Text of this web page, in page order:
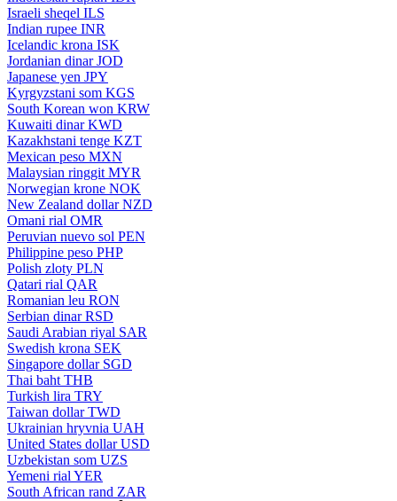
Israeli sheqel ILS
Indian rupee INR
Icelandic krona ISK
Jordanian dinar JOD
Japanese yen JPY
Kyrgyzstani som KGS
South Korean won KRW
Kuwaiti dinar KWD
Kazakhstani tenge KZT
Mexican peso MXN
Malaysian ringgit MYR
Norwegian krone NOK
New Zealand dollar NZD
Omani rial OMR
Peruvian nuevo sol PEN
Philippine peso PHP
Polish zloty PLN
Qatari rial QAR
Romanian leu RON
Serbian dinar RSD
Saudi Arabian riyal SAR
Swedish krona SEK
Singapore dollar SGD
Thai baht THB
Turkish lira TRY
Taiwan dollar TWD
Ukrainian hryvnia UAH
United States dollar USD
Uzbekistan som UZS
Yemeni rial YER
South African rand ZAR